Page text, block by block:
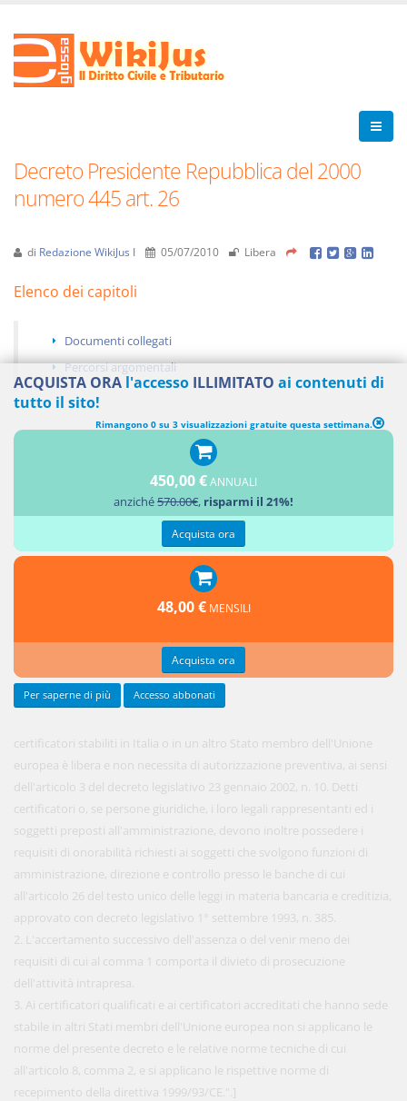
Decreto Presidente Repubblica del 2000
numero 445 art. 26
di Redazione WikiJus I 05/07/2010 Libera
Elenco dei capitoli
Documenti collegati
Percorsi argomentali
abrogato [CERTIFICATORI]
certificatori stabiliti in Italia o in un altro Stato membro dell'Unione
europea è libera e non necessita di autorizzazione preventiva, ai sensi
dell'articolo 3 del decreto legislativo 23 gennaio 2002, n. 10. Detti
certificatori o, se persone giuridiche, i loro legali rappresentanti ed i
soggetti preposti all'amministrazione, devono inoltre possedere i
requisiti di onorabilità richiesti ai soggetti che svolgono funzioni di
amministrazione, direzione e controllo presso le banche di cui
all'articolo 26 del testo unico delle leggi in materia bancaria e creditizia,
approvato con decreto legislativo 1° settembre 1993, n. 385.
2. L'accertamento successivo dell'assenza o del venir meno dei
requisiti di cui al comma 1 comporta il divieto di prosecuzione
dell'attività intrapresa.
3. Ai certificatori qualificati e ai certificatori accreditati che hanno sede
stabile in altri Stati membri dell'Unione europea non si applicano le
norme del presente decreto e le relative norme tecniche di cui
all'articolo 8, comma 2, e si applicano le rispettive norme di
recepimento della direttiva 1999/93/CE.".]
ACQUISTA ORA l'accesso ILLIMITATO ai contenuti di
tutto il sito!
Rimangono 0 su 3 visualizzazioni gratuite questa settimana.
450,00 €ANNUALI
anziché570.00€, risparmi il 21%!
Acquista ora
48,00 € MENSILI
Acquista ora
Per saperne di più Accesso abbonati